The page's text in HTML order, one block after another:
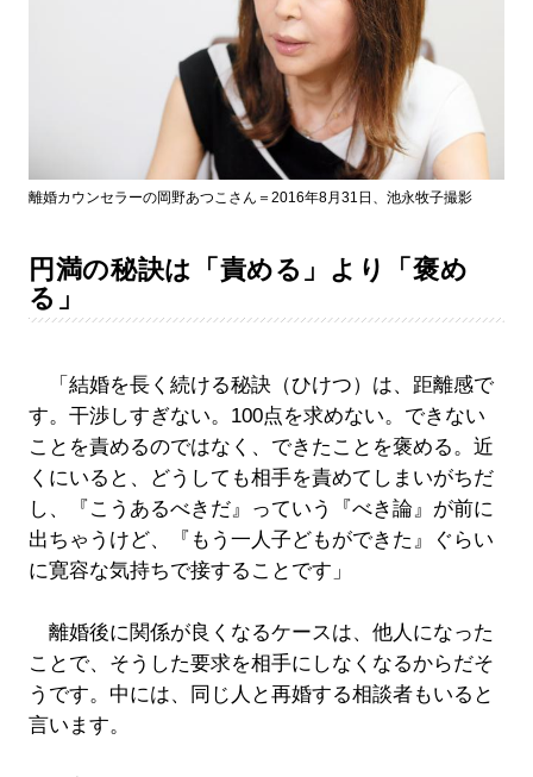
離婚カウンセラーの岡野あつこさん＝2016年8月31日、池永牧子撮影
円満の秘訣は「責める」より「褒め
る」
「結婚を長く続ける秘訣（ひけつ）は、距離感で
す。干渉しすぎない。100点を求めない。できない
ことを責めるのではなく、できたことを褒める。近
くにいると、どうしても相手を責めてしまいがちだ
し、『こうあるべきだ』っていう『べき論』が前に
出ちゃうけど、『もう一人子どもができた』ぐらい
に寛容な気持ちで接することです」
離婚後に関係が良くなるケースは、他人になった
ことで、そうした要求を相手にしなくなるからだそ
うです。中には、同じ人と再婚する相談者もいると
言います。